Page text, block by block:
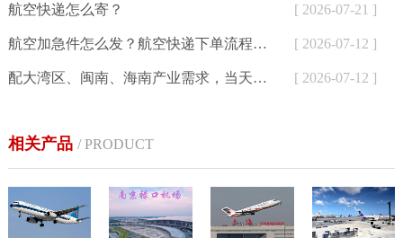
航空快递怎么寄？ [ 2026-07-21 ]
航空加急件怎么发？航空快递下单流程与24小时寄件方式详解 [ 2026-07-12 ]
配大湾区、闽南、海南产业需求，当天达航空快递为外贸、生鲜、制造企业提供加急空运解决方案 [ 2026-07-12 ]
相关产品 / PRODUCT